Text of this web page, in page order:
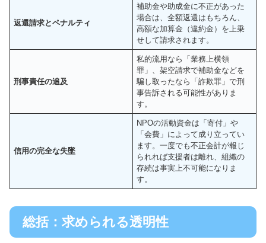
返還請求とペナルティ
補助金や助成金に不正があった
場合は、全額返還はもちろん、
高額な加算金（違約金）を上乗
せして請求されます。
刑事責任の追及
私的流用なら「業務上横領
罪」、架空請求で補助金などを
騙し取ったなら「詐欺罪」で刑
事告訴される可能性がありま
す。
信用の完全な失墜
NPOの活動資金は「寄付」や
「会費」によって成り立ってい
ます。一度でも不正会計が報じ
られれば支援者は離れ、組織の
存続は事実上不可能になりま
す。
総括：求められる透明性